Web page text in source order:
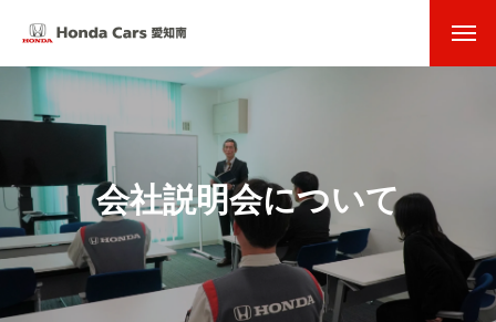
会社説明会について